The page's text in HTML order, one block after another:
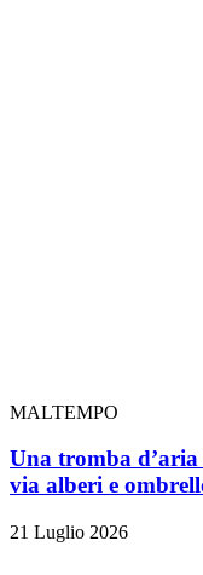
MALTEMPO
Una tromba d’aria
via alberi e
21 Luglio 2026